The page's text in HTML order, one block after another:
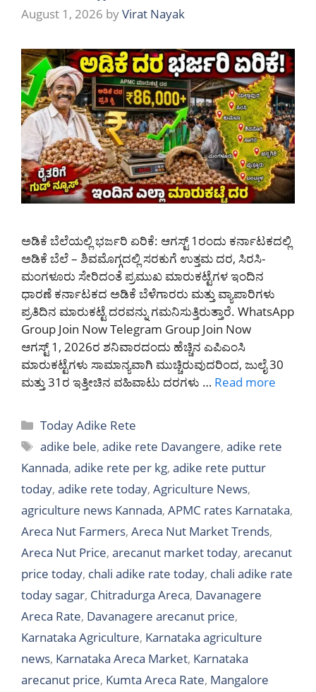
August 1, 2026 byVirat Nayak
ಅಡಿಕೆ ಬೆಲೆಯಲ್ಲಿ ಭರ್ಜರಿ ಏರಿಕೆ: ಆಗಸ್ಟ್ 1ರಂದು ಕರ್ನಾಟಕದಲ್ಲಿ
ಅಡಿಕೆ ಬೆಲೆ – ಶಿವಮೊಗ್ಗದಲ್ಲಿ ಸರಕುಗೆ ಉತ್ತಮ ದರ, ಸಿರಸಿ-
ಮಂಗಳೂರು ಸೇರಿದಂತೆ ಪ್ರಮುಖ ಮಾರುಕಟ್ಟೆಗಳ ಇಂದಿನ
ಧಾರಣೆ ಕರ್ನಾಟಕದ ಅಡಿಕೆ ಬೆಳೆಗಾರರು ಮತ್ತು ವ್ಯಾಪಾರಿಗಳು
ಪ್ರತಿದಿನ ಮಾರುಕಟ್ಟೆ ದರವನ್ನು ಗಮನಿಸುತ್ತಿರುತ್ತಾರೆ. WhatsApp
Group Join Now Telegram Group Join Now
ಆಗಸ್ಟ್ 1, 2026ರ ಶನಿವಾರದಂದು ಹೆಚ್ಚಿನ ಎಪಿಎಂಸಿ
ಮಾರುಕಟ್ಟೆಗಳು ಸಾಮಾನ್ಯವಾಗಿ ಮುಚ್ಚಿರುವುದರಿಂದ, ಜುಲೈ 30
ಮತ್ತು 31ರ ಇತ್ತೀಚಿನ ವಹಿವಾಟು ದರಗಳು … Read more
Categories
Today Adike Rete
Tags
adike bele,adike rete Davangere,adike rete
Kannada, adike rete per kg, adike rete puttur
today, adike rete today, Agriculture News,
agriculture news Kannada, APMC rates Karnataka,
Areca Nut Farmers, Areca Nut Market Trends,
Areca Nut Price, arecanut market today, arecanut
price today, chali adike rate today, chali adike rate
today sagar, Chitradurga Areca, Davanagere
Areca Rate, Davanagere arecanut price,
Karnataka Agriculture, Karnataka agriculture
news, Karnataka Areca Market, Karnataka
arecanut price, Kumta Areca Rate, Mangalore